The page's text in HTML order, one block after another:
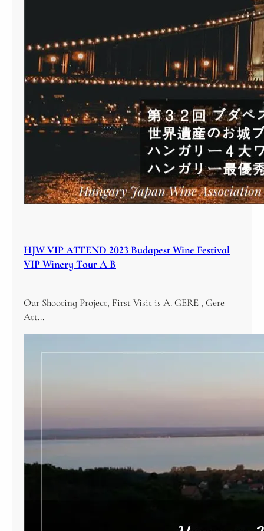
HJW VIP ATTEND 2023 Budapest Wine Festival
VIP Winery Tour A B
Our Shooting Project, First Visit is A. GERE , Gere
Att…